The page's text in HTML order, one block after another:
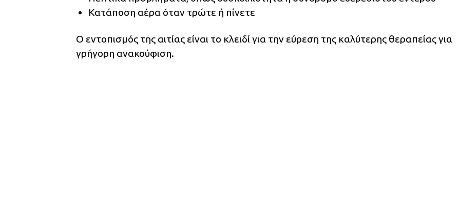
Κατάποση αέρα όταν τρώτε ή πίνετε
Ο εντοπισμός της αιτίας είναι το κλειδί για την εύρεση της καλύτερης θεραπείας για
γρήγορη ανακούφιση.